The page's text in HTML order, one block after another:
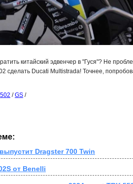
китайский эдвенчер в "Гуся"? Не
сделать Ducati Multistrada! Точнее,
/GS /
Dragster 700 Twin
от Benelli